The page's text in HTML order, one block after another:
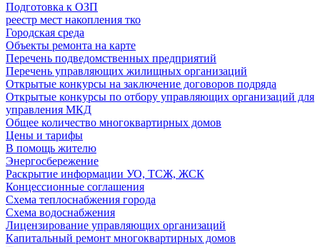
Подготовка к ОЗП
реестр мест накопления тко
Городская среда
Объекты ремонта на карте
Перечень подведомственных предприятий
Перечень управляющих жилищных организаций
Открытые конкурсы на заключение договоров подряда
Открытые конкурсы по отбору управляющих организаций для
управления МКД
Общее количество многоквартирных домов
Цены и тарифы
В помощь жителю
Энергосбережение
Раскрытие информации УО, ТСЖ, ЖСК
Концессионные соглашения
Схема теплоснабжения города
Схема водоснабжения
Лицензирование управляющих организаций
Капитальный ремонт многоквартирных домов